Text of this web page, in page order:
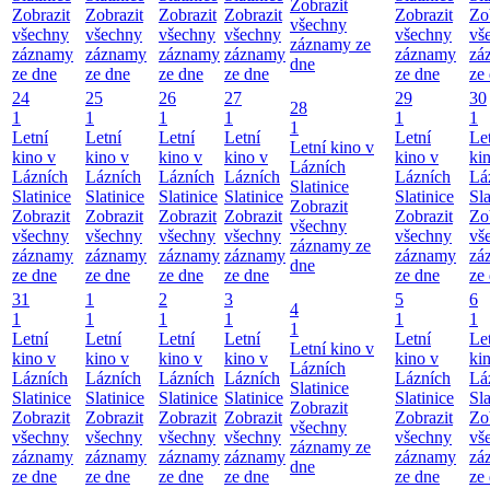
Zobrazit
všechny
záznamy
ze dne
Zobrazit
všechny
záznamy
ze dne
Zobrazit
všechny
záznamy
ze dne
Zobrazit
všechny
záznamy
ze dne
Zobrazit
všechny
záznamy ze
dne
Zobrazit
všechny
záznamy
ze dne
ze
24
1
Letní
kino v
Lázních
Slatinice
Zobrazit
všechny
záznamy
ze dne
25
1
Letní
kino v
Lázních
Slatinice
Zobrazit
všechny
záznamy
ze dne
26
1
Letní
kino v
Lázních
Slatinice
Zobrazit
všechny
záznamy
ze dne
27
1
Letní
kino v
Lázních
Slatinice
Zobrazit
všechny
záznamy
ze dne
28
1
Letní kino v
Lázních
Slatinice
Zobrazit
všechny
záznamy ze
dne
29
1
Letní
kino v
Lázních
Slatinice
Zobrazit
všechny
záznamy
ze dne
30
1
ze
31
1
Letní
kino v
Lázních
Slatinice
Zobrazit
všechny
záznamy
ze dne
1
1
Letní
kino v
Lázních
Slatinice
Zobrazit
všechny
záznamy
ze dne
2
1
Letní
kino v
Lázních
Slatinice
Zobrazit
všechny
záznamy
ze dne
3
1
Letní
kino v
Lázních
Slatinice
Zobrazit
všechny
záznamy
ze dne
4
1
Letní kino v
Lázních
Slatinice
Zobrazit
všechny
záznamy ze
dne
5
1
Letní
kino v
Lázních
Slatinice
Zobrazit
všechny
záznamy
ze dne
6
1
ze